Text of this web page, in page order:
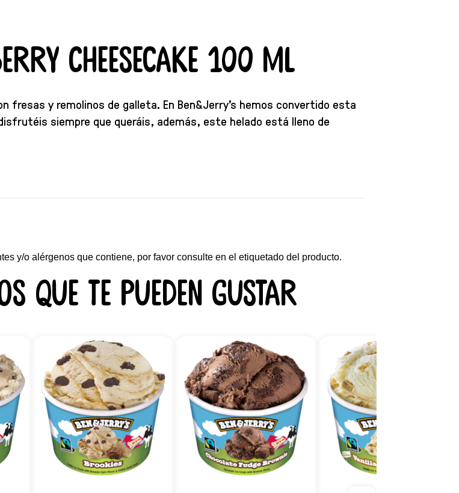
Cheesecake 100 ml
fresas y remolinos de galleta. En Ben&Jerry’s hemos convertido esta
siempre que queráis, además, este helado está lleno de
y/o alérgenos que contiene, por favor consulte en el etiquetado del producto.
que te pueden gustar